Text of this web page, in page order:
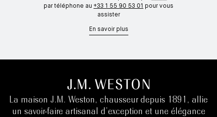
par téléphone au +33 1 55 90 53 01 pour vous
assister
En savoir plus
La maison J.M. Weston, chausseur depuis 1891, allie
un savoir-faire artisanal d’exception et une élégance